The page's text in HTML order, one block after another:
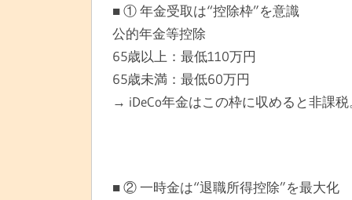
■ ① 年金受取は“控除枠”を意識
公的年金等控除
65歳以上：最低110万円
65歳未満：最低60万円
→ iDeCo年金はこの枠に収めると非課税
■ ② 一時金は“退職所得控除”を最大化